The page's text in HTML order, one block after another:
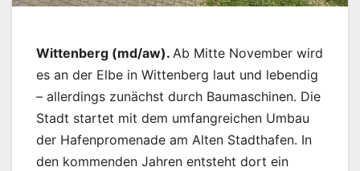
Wittenberg (md/aw). Ab Mitte November wird
es an der Elbe in Wittenberg laut und lebendig
– allerdings zunächst durch Baumaschinen. Die
Stadt startet mit dem umfangreichen Umbau
der Hafenpromenade am Alten Stadthafen. In
den kommenden Jahren entsteht dort ein